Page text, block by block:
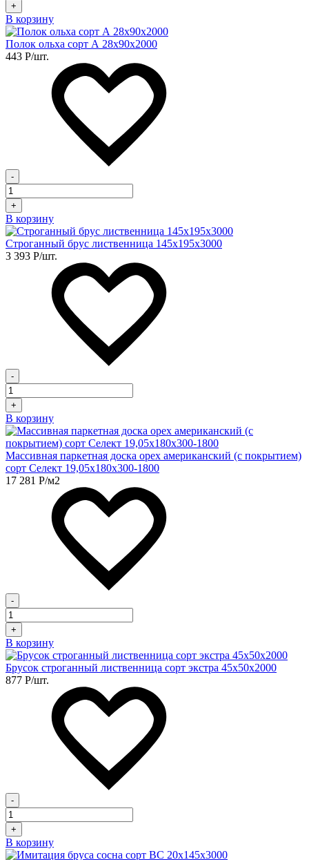
+
В корзину
Полок ольха сорт А 28х90х2000
443 Р/шт.
-
+
В корзину
Строганный брус лиственница 145х195х3000
3 393 Р/шт.
-
+
В корзину
Массивная паркетная доска орех американский (с покрытием)
сорт Селект 19,05х180х300-1800
17 281 Р/м2
-
+
В корзину
Брусок строганный лиственница сорт экстра 45х50х2000
877 Р/шт.
-
+
В корзину